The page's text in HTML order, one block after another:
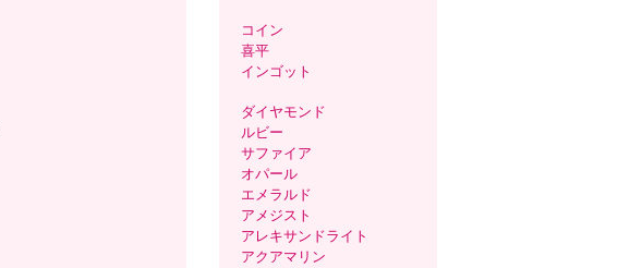
コイン
喜平
インゴット
ダイヤモンド
ルビー
サファイア
オパール
エメラルド
アメジスト
アレキサンドライト
アクアマリン